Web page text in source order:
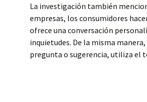
La investigación también
empresas, los consumidores
ofrece una conversación
inquietudes. De la misma
pregunta o sugerencia, utiliza el